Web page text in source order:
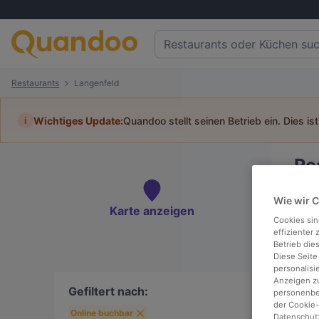
Restaurants Langenfeld
i Wichtiges Update:Quandoo stellt seinen Betrieb ein. Dies
Karte anzeigen
Gefiltert nach:
Online buchbar
Wie wir
Cookies
effizienter
Betrieb
Diese
Anzeigen
der